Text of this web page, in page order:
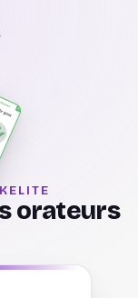
orateurs